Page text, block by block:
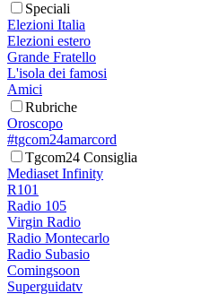
Speciali
Elezioni Italia
Elezioni estero
Grande Fratello
L'isola dei famosi
Amici
Rubriche
Oroscopo
#tgcom24amarcord
Tgcom24 Consiglia
Mediaset Infinity
R101
Radio 105
Virgin Radio
Radio Montecarlo
Radio Subasio
Comingsoon
Superguidatv